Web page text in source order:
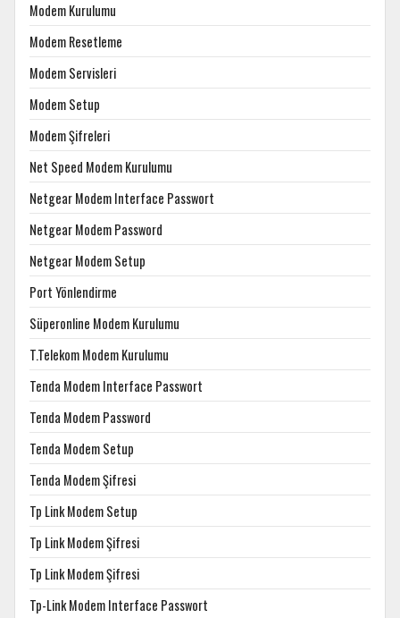
Modem Kurulumu
Modem Resetleme
Modem Servisleri
Modem Setup
Modem Şifreleri
Net Speed Modem Kurulumu
Netgear Modem Interface Passwort
Netgear Modem Password
Netgear Modem Setup
Port Yönlendirme
Süperonline Modem Kurulumu
T.Telekom Modem Kurulumu
Tenda Modem Interface Passwort
Tenda Modem Password
Tenda Modem Setup
Tenda Modem Şifresi
Tp Link Modem Setup
Tp Link Modem Şifresi
Tp Link Modem Şifresi
Tp-Link Modem Interface Passwort